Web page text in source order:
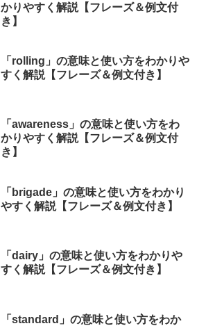
かりやすく解説【フレーズ＆例文付
き】
「rolling」の意味と使い方をわかりや
すく解説【フレーズ＆例文付き】
「awareness」の意味と使い方をわ
かりやすく解説【フレーズ＆例文付
き】
「brigade」の意味と使い方をわかり
やすく解説【フレーズ＆例文付き】
「dairy」の意味と使い方をわかりや
すく解説【フレーズ＆例文付き】
「standard」の意味と使い方をわか